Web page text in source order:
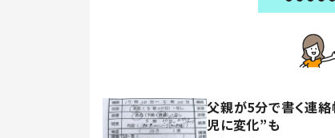
父親が5分で書く連絡
児に変化”も